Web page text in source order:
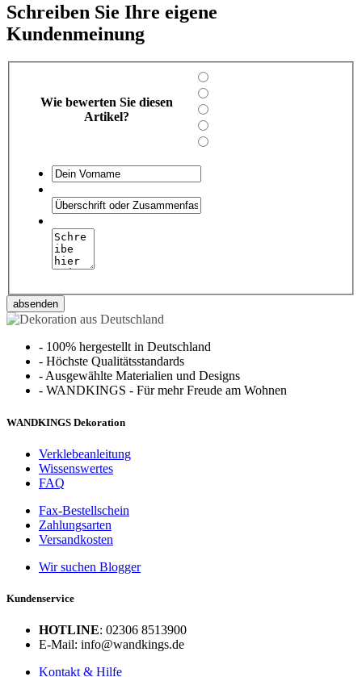
Schreiben Sie Ihre eigene
Kundenmeinung
Wie bewerten Sie diesen
Artikel?
absenden
- 100% hergestellt in Deutschland
- Höchste Qualitätsstandards
-Ausgewählte Materialien und Designs
- WANDKINGS - Für mehr Freude am Wohnen
WANDKINGS Dekoration
Verklebeanleitung
Wissenswertes
FAQ
Fax-Bestellschein
Zahlungsarten
Versandkosten
Wir suchen Blogger
Kundenservice
HOTLINE: 02306 8513900
E-Mail: info@wandkings.de
Kontakt & Hilfe